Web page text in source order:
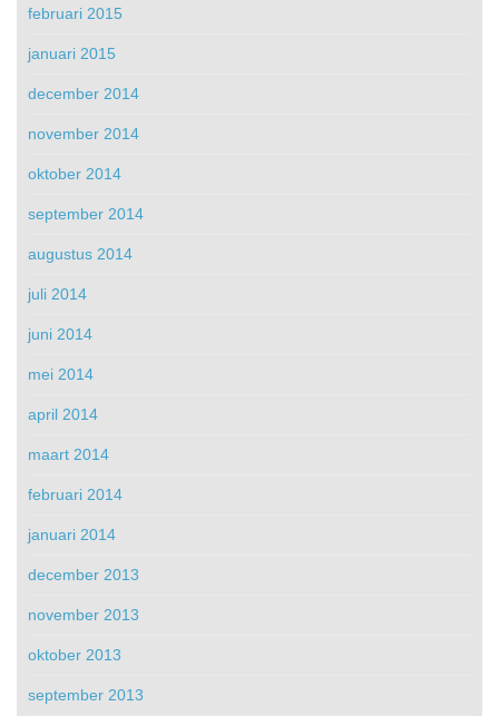
februari 2015
januari 2015
december 2014
november 2014
oktober 2014
september 2014
augustus 2014
juli 2014
juni 2014
mei 2014
april 2014
maart 2014
februari 2014
januari 2014
december 2013
november 2013
oktober 2013
september 2013